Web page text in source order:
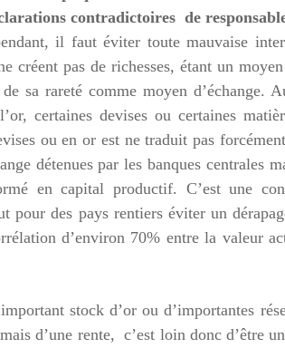
contradictoires de
il faut éviter toute mauvaise
créent pas de richesses, étant un moyen
sa rareté comme moyen d’échange.
certaines devises ou certaines
ou en or est ne traduit pas
détenues par les banques centrales
en capital productif. C’est une
pour des pays rentiers éviter un
d’environ 70% entre la valeur
stock d’or ou d’importantes
d’une rente, c’est loin donc d’être